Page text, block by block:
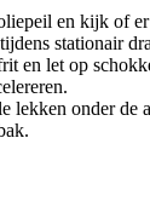
en kijk of
stationair
en let op
lekken onder de